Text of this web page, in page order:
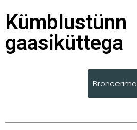
Kümblustünn
gaasiküttega
Broneerima